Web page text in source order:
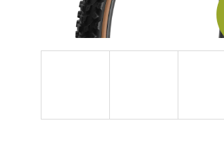
KONCOVKA ŘADÍCÍHO BOWDENU 4MM